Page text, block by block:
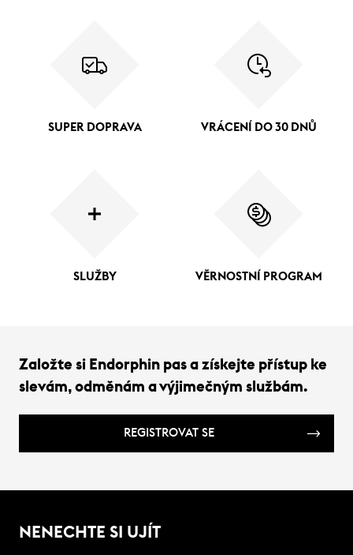
SUPER DOPRAVA VRÁCENÍ DO 30 DNŮ
SLUŽBY VĚRNOSTNÍ PROGRAM
Založte si Endorphin pas a získejte přístup ke
slevám, odměnám a výjimečným službám.
REGISTROVAT SE
NENECHTE SI UJÍT